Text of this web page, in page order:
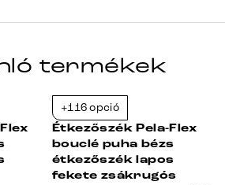
termékek
+116 opció
Étkezőszék Pela-Flex
bouclé puha bézs
étkezőszék lapos
fekete zsákrugós